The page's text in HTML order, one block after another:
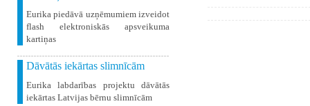
Eurika piedāvā uzņēmumiem izveidot
flash elektroniskās apsveikuma
kartiņas
Dāvātās iekārtas slimnīcām
Eurika labdarības projektu dāvātās
iekārtas Latvijas bērnu slimnīcām